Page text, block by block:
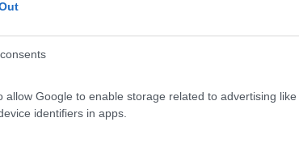
allow Google to enable storage related to advertising
identifiers in apps.
vicino alla tua residenza, uno dei più puliti in